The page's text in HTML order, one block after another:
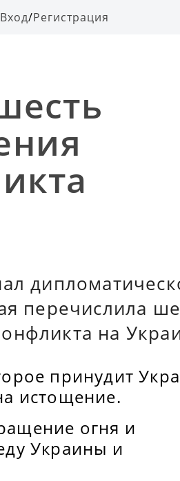
Вход/Регистрация
перечислила
на
принудит
истощение.
огня и
Украины и